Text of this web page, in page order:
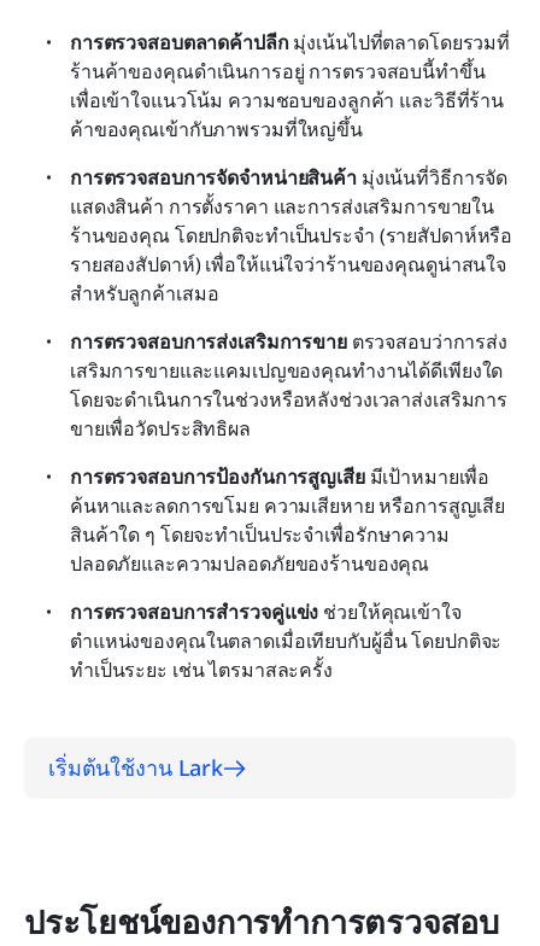
การตรวจสอบตลาดค้าปลีก มุ่งเน้นไปที่ตลาดโดยรวมที่
ร้านค้าของคุณดำเนินการอยู่ การตรวจสอบนี้ทำขึ้น
เพื่อเข้าใจแนวโน้ม ความชอบของลูกค้า และวิธีที่ร้าน
ค้าของคุณเข้ากับภาพรวมที่ใหญ่ขึ้น
การตรวจสอบการจัดจำหน่ายสินค้า มุ่งเน้นที่วิธีการจัด
แสดงสินค้า การตั้งราคา และการส่งเสริมการขายใน
ร้านของคุณ โดยปกติจะทำเป็นประจำ (รายสัปดาห์หรือ
รายสองสัปดาห์) เพื่อให้แน่ใจว่าร้านของคุณดูน่าสนใจ
สำหรับลูกค้าเสมอ
การตรวจสอบการส่งเสริมการขาย ตรวจสอบว่าการส่ง
เสริมการขายและแคมเปญของคุณทำงานได้ดีเพียงใด
โดยจะดำเนินการในช่วงหรือหลังช่วงเวลาส่งเสริมการ
ขายเพื่อวัดประสิทธิผล
การตรวจสอบการป้องกันการสูญเสีย มีเป้าหมายเพื่อ
ค้นหาและลดการขโมย ความเสียหาย หรือการสูญเสีย
สินค้าใด ๆ โดยจะทำเป็นประจำเพื่อรักษาความ
ปลอดภัยและความปลอดภัยของร้านของคุณ
การตรวจสอบการสำรวจคู่แข่ง ช่วยให้คุณเข้าใจ
ตำแหน่งของคุณในตลาดเมื่อเทียบกับผู้อื่น โดยปกติจะ
ทำเป็นระยะ เช่น ไตรมาสละครั้ง
เริ่มต้นใช้งาน Lark
ประโยชน์ของการทำการตรวจสอบ